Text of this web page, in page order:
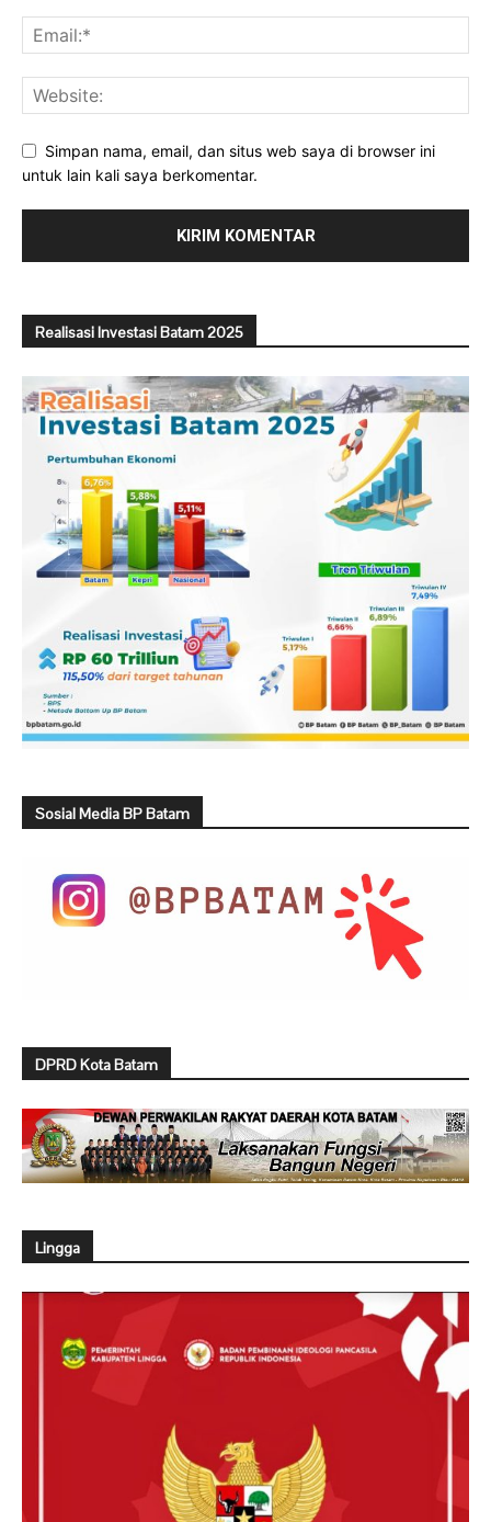
Simpan nama, email, dan situs web saya di browser ini
untuk lain kali saya berkomentar.
Realisasi Investasi Batam 2025
Sosial Media BP Batam
DPRD Kota Batam
Lingga